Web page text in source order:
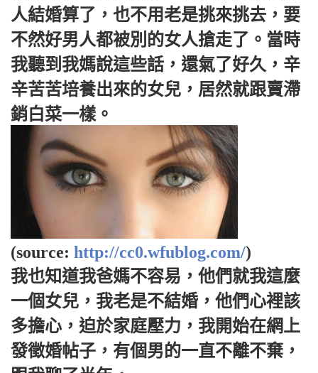
人結婚算了，也不用老是挑來挑去，要
不然好男人都被別的女人搶走了。當時
我聽到我媽說這些話，還氣了好久，辛
辛苦苦培養出來的女兒，居然就跟賣滯
銷白菜一樣。
(source: http://cc0.wfublog.com/)
我也知道我爸媽不容易，他們就我這麼
一個女兒，我老是不結婚，他們心裡該
多擔心，迫於家庭壓力，我開始在網上
發徵婚帖子，有個男的一直不離不棄，